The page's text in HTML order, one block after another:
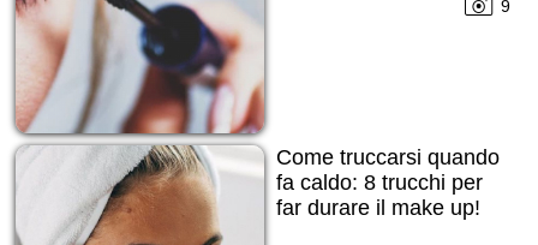
9
Come truccarsi quando
fa caldo: 8 trucchi per
far durare il make up!